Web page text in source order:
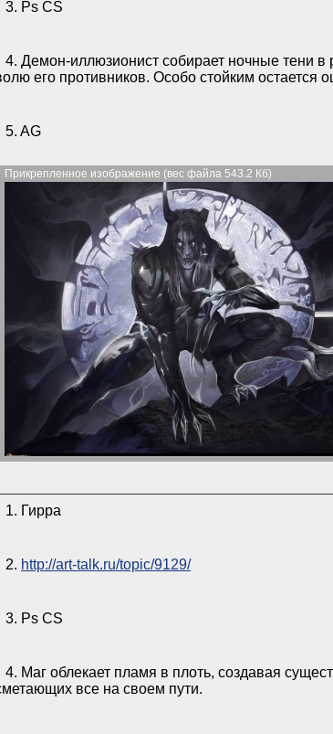
3. Ps CS
4. Демон-иллюзионист собирает ночные тени
его противников. Особо стойким остается
5. AG
Прикрепленное изображение (вес файла 543.2 Кб)
1. Гирра
2. http://art-talk.ru/topic/9129/
3. Ps CS
4. Маг облекает пламя в плоть, создавая
все на своем пути.